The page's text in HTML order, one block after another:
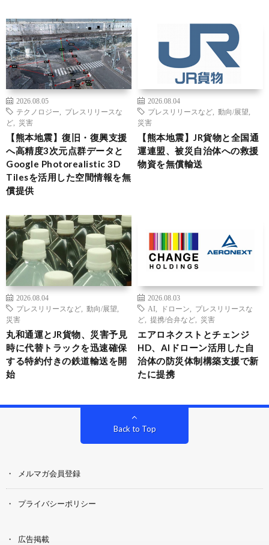
2026.08.05
テクノロジー
プレスリリースな
ど
災害
【熊本地震】復旧・復興支援
へ高精度3次元点群データと
Google Photorealistic 3D
Tilesを活用した空間情報を無
償提供
2026.08.04
プレスリリースなど
動向/展望
災害
【熊本地震】JR貨物と全国通
運連盟、被災自治体への救援
物資を無償輸送
2026.08.04
プレスリリースなど
動向/展望
災害
丸和通運とJR貨物、災害予見
時に代替トラックを迅速確保
する特約付きの鉄道輸送を開
始
2026.08.03
AI
ドローン
プレスリリースな
ど
提携/合弁など 災害
エアロネクストとチェンジ
HD、AIドローン活用した自
治体の防災体制構築支援で新
たに提携
Back to Top
メルマガ会員登録
プライバシーポリシー
広告掲載